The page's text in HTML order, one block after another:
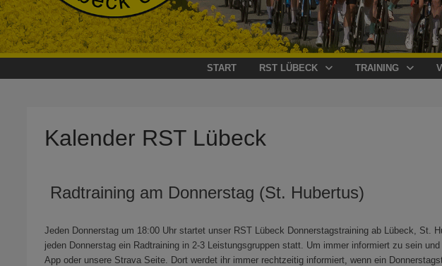
START RST LÜBECK TRAINING
Kalender RST Lübeck
Radtraining am Donnerstag (St. Hubertus)
Jeden Donnerstag um 18:00 Uhr startet unser RST Lübeck Donnerstagstraining ab Lübeck,
jeden Donnerstag ein Radtraining in 2-3 Leistungsgruppen statt. Um immer informiert zu sein
App oder unsere Strava Seite. Dort werdet ihr immer rechtzeitig informiert, wenn ein